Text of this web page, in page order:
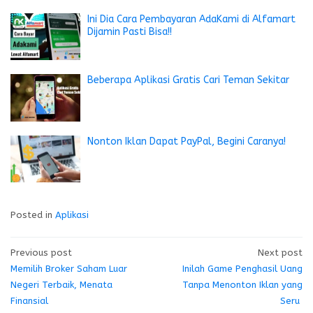
Ini Dia Cara Pembayaran AdaKami di Alfamart
Dijamin Pasti Bisa!!
Beberapa Aplikasi Gratis Cari Teman Sekitar
Nonton Iklan Dapat PayPal, Begini Caranya!
Posted in Aplikasi
Post
navigation
Previous post
Memilih Broker Saham Luar
Negeri Terbaik, Menata
Finansial
Next post
Inilah Game Penghasil Uang
Tanpa Menonton Iklan yang
Seru